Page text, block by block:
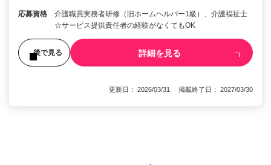
応募資格
介護職員実務者研修（旧ホームヘルパー1級）、介護福祉士
☆サービス提供責任者の経験がなくてもOK
後で見る 詳細を見る
更新日： 2026/03/31 掲載終了日： 2027/03/30